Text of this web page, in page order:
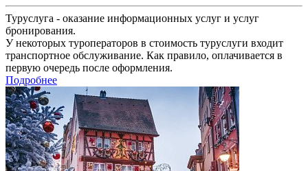
Туруслуга - оказание информационных услуг и услуг
бронирования.
У некоторых туроператоров в стоимость туруслуги входит
транспортное обслуживание. Как правило, оплачивается в
первую очередь после оформления.
Подробнее